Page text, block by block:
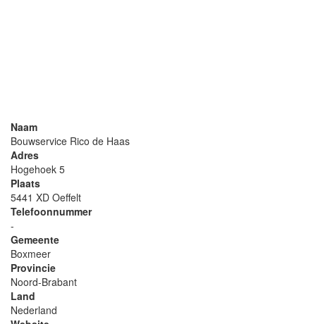
Naam
Bouwservice Rico de Haas
Adres
Hogehoek 5
Plaats
5441 XD Oeffelt
Telefoonnummer
-
Gemeente
Boxmeer
Provincie
Noord-Brabant
Land
Nederland